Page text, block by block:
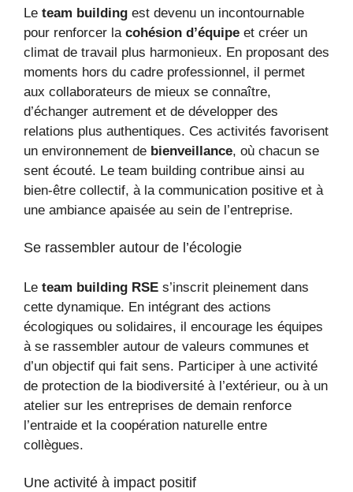
Le team building est devenu un incontournable
pour renforcer la cohésion d’équipe et créer un
climat de travail plus harmonieux. En proposant des
moments hors du cadre professionnel, il permet
aux collaborateurs de mieux se connaître,
d’échanger autrement et de développer des
relations plus authentiques. Ces activités favorisent
un environnement de bienveillance, où chacun se
sent écouté. Le team building contribue ainsi au
bien-être collectif, à la communication positive et à
une ambiance apaisée au sein de l’entreprise.
Se rassembler autour de l’écologie
Le team building RSE s’inscrit pleinement dans
cette dynamique. En intégrant des actions
écologiques ou solidaires, il encourage les équipes
à se rassembler autour de valeurs communes et
d’un objectif qui fait sens. Participer à une activité
de protection de la biodiversité à l’extérieur, ou à un
atelier sur les entreprises de demain renforce
l’entraide et la coopération naturelle entre
collègues.
Une activité à impact positif